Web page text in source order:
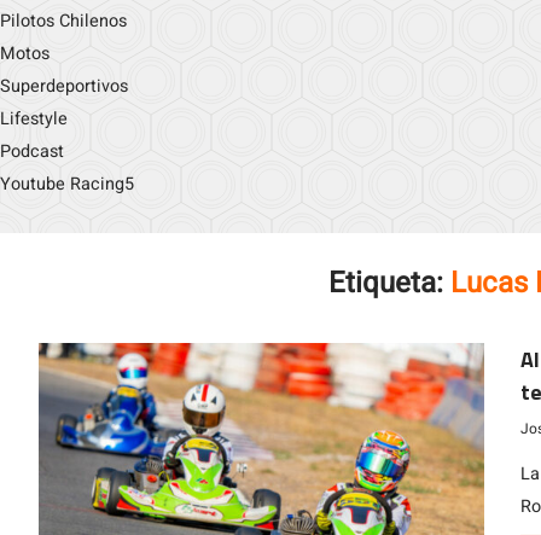
Pilotos Chilenos
Motos
Superdeportivos
Lifestyle
Podcast
Youtube Racing5
Etiqueta: Lucas